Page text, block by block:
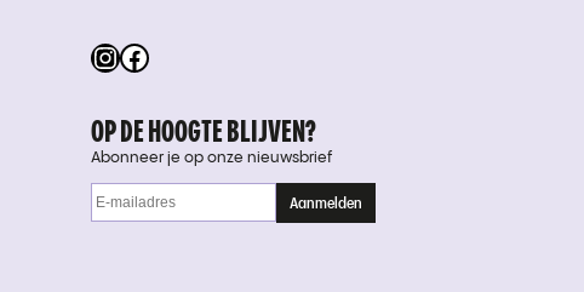
Instagram
Facebook
OP DE HOOGTE BLIJVEN?
Abonneer je op onze nieuwsbrief